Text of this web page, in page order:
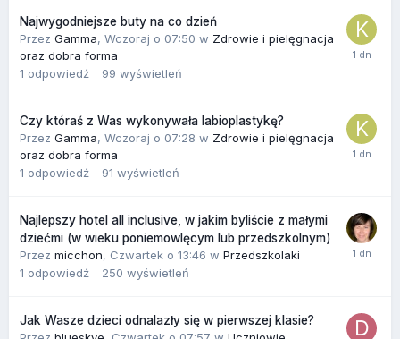
Najwygodniejsze buty na co dzień
Przez Gamma, Wczoraj o 07:50 w Zdrowie i pielęgnacja
oraz dobra forma
1 odpowiedź 99 wyświetleń
Czy któraś z Was wykonywała labioplastykę?
Przez Gamma, Wczoraj o 07:28 w Zdrowie i pielęgnacja
oraz dobra forma
1 odpowiedź 91 wyświetleń
Najlepszy hotel all inclusive, w jakim byliście z małymi
dziećmi (w wieku poniemowlęcym lub przedszkolnym)
Przez micchon, Czwartek o 13:46 w Przedszkolaki
1 odpowiedź 250 wyświetleń
Jak Wasze dzieci odnalazły się w pierwszej klasie?